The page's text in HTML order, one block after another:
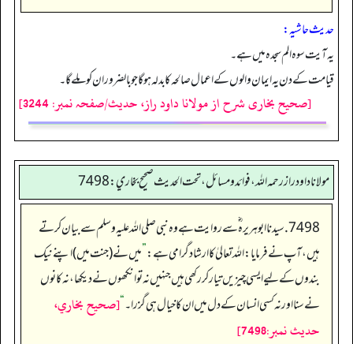
حدیث حاشیہ:
یہ آیت سوہ الم سجدہ میں ہے۔
قیامت کے دن یہ ایمان والوں کے اعمال صالحہ کا بدلہ ہوگا جو بالضرور ان کو ملے گا۔
[صحیح بخاری شرح از مولانا داود راز، حدیث/صفحہ نمبر: 3244]
مولانا داود راز رحمه الله، فوائد و مسائل، تحت الحديث صحيح بخاري: 7498
7498. سیدنا ابو ہریرہ ؓ سے روایت ہے وہ نبی صلی اللہ علیہ وسلم سے بیان کرتے
ہیں، آپ نے فرمایا: اللہ تعالیٰ کا ارشاد گرامی ہے:”میں نے (جنت میں) اپنے نیک
بندوں کے لیے ایسی چیزیں تیار کر رکھی ہیں جنہیں نہ تو انکھوں نے دیکھا، نہ کانوں
نے سنا اور نہ کسی انسان کے دل میں ان کا خیال ہی گزرا۔“[صحيح بخاري،
حديث نمبر:7498]